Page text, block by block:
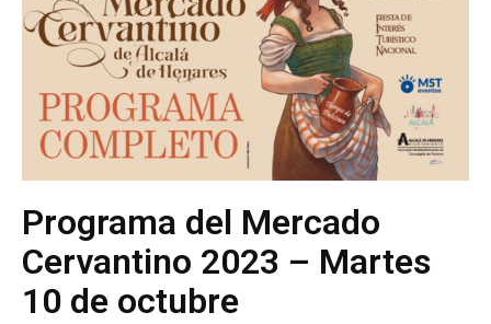
Programa del Mercado
Cervantino 2023 – Martes
10 de octubre